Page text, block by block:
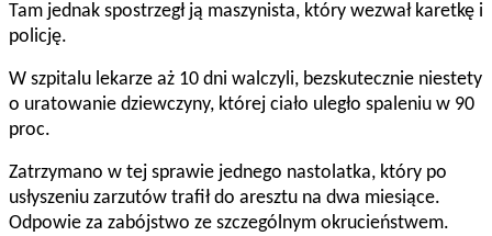
Tam jednak spostrzegł ją maszynista, który wezwał karetkę i
policję.
W szpitalu lekarze aż 10 dni walczyli, bezskutecznie niestety
o uratowanie dziewczyny, której ciało uległo spaleniu w 90
proc.
Zatrzymano w tej sprawie jednego nastolatka, który po
usłyszeniu zarzutów trafił do aresztu na dwa miesiące.
Odpowie za zabójstwo ze szczególnym okrucieństwem.